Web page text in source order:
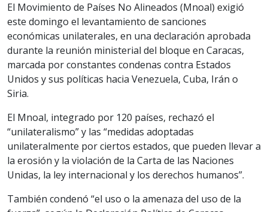
El Movimiento de Países No Alineados (Mnoal) exigió
este domingo el levantamiento de sanciones
económicas unilaterales, en una declaración aprobada
durante la reunión ministerial del bloque en Caracas,
marcada por constantes condenas contra Estados
Unidos y sus políticas hacia Venezuela, Cuba, Irán o
Siria.
El Mnoal, integrado por 120 países, rechazó el
“unilateralismo” y las “medidas adoptadas
unilateralmente por ciertos estados, que pueden llevar a
la erosión y la violación de la Carta de las Naciones
Unidas, la ley internacional y los derechos humanos”.
También condenó “el uso o la amenaza del uso de la